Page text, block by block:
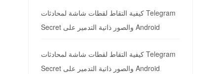
كيفية التقاط لقطات شاشة لمحادثات Telegram
Secret والصور ذاتية التدمير على Android
كيفية التقاط لقطات شاشة لمحادثات Telegram
Secret والصور ذاتية التدمير على Android